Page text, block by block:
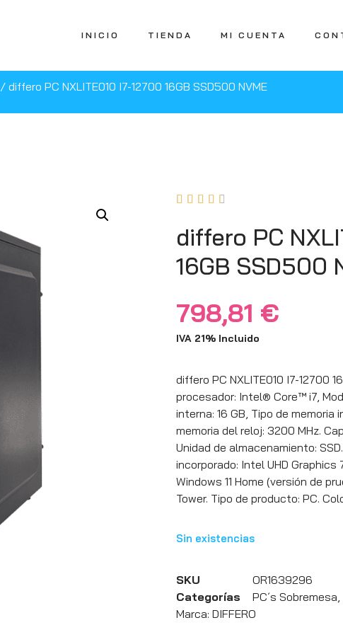
INICIO TIENDA MI CUENTA
/ differo PC NXLITE010 I7-12700 16GB SSD500 NVME
    
differo PC
16GB SSD500
798,81 €
IVA 21% Incluido
differo PC NXLITE010 I7-12700
procesador: Intel® Core™ i7,
interna: 16 GB, Tipo de memoria
memoria del reloj: 3200 MHz.
Unidad de almacenamiento:
incorporado: Intel UHD
Windows 11 Home (versión de
Tower. Tipo de producto: PC.
Sin existencias
SKU
OR1639296
Categorías
PC´s Sobremesa
Marca: DIFFERO